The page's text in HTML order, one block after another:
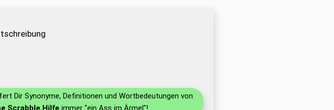
Dir Synonyme, Definitionen und Wortbedeutungen von
Scrabble Hilfe immer "ein Ass im Ärmel"!